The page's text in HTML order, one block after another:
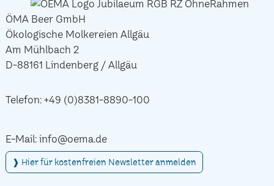
ÖMA Beer GmbH
Ökologische Molkereien Allgäu
Am Mühlbach 2
D-88161 Lindenberg / Allgäu
Telefon: +49 (0)8381-8890-100
E-Mail: info@oema.de
❱ Hier für kostenfreien Newsletter anmelden